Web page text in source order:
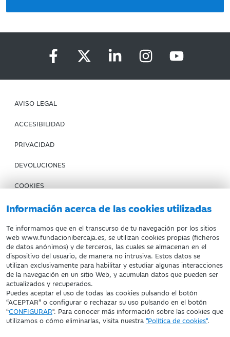
Información acerca de las cookies utilizadas
Te informamos que en el transcurso de tu navegación por los sitios
web www.fundacionibercaja.es, se utilizan cookies propias (ficheros
de datos anónimos) y de terceros, las cuales se almacenan en el
dispositivo del usuario, de manera no intrusiva. Estos datos se
utilizan exclusivamente para habilitar y estudiar algunas interacciones
de la navegación en un sitio Web, y acumulan datos que pueden ser
actualizados y recuperados.
Puedes aceptar el uso de todas las cookies pulsando el botón
“ACEPTAR” o configurar o rechazar su uso pulsando en el botón
“CONFIGURAR". Para conocer más información sobre las cookies que
utilizamos o cómo eliminarlas, visita nuestra "Política de cookies".
AVISO LEGAL
ACCESIBILIDAD
PRIVACIDAD
DEVOLUCIONES
COOKIES
CONDICIONES DE COMPRA
IBERCAJA BANCO
Fundación Bancaria Ibercaja. C.I.F. G-50000652.
Inscrita en el Registro de Fundaciones del Mº de Educación,
Cultura y Deporte con el nº 1689.
Domicilio social: Joaquín Costa, 13. 50001 Zaragoza.